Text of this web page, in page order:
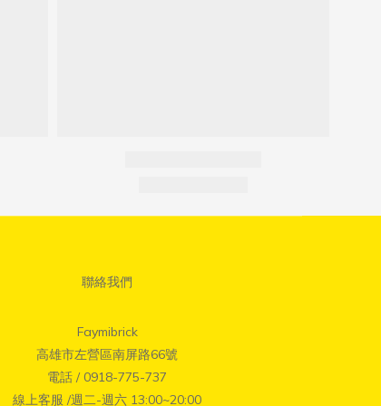
聯絡我們
Faymibrick
高雄市左營區南屏路66號
電話 / 0918-775-737
線上客服 /週二-週六 13:00~20:00